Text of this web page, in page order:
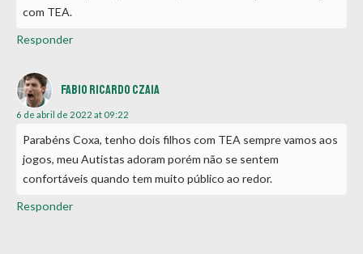
com TEA.
Responder
Fabio Ricardo Czaia
6 de abril de 2022 at 09:22
Parabéns Coxa, tenho dois filhos com TEA sempre vamos aos
jogos, meu Autistas adoram porém não se sentem
confortáveis quando tem muito público ao redor.
Responder